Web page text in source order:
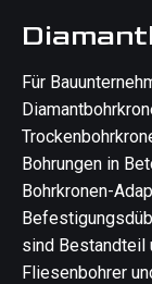
Trennscheibe
Trennscheibe
Trennscheibe
Spezialscheiben
Trennscheibe
Für
Bohrungen in
Bohrkronen-
sind Bestandteil
Fliesenbohrer